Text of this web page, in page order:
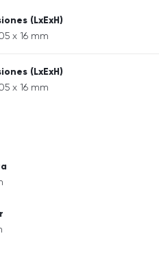
(LxExH)
x 16 mm
(LxExH)
x 16 mm